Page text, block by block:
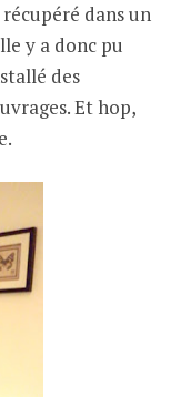
dans un
y a donc pu
des
Et hop,